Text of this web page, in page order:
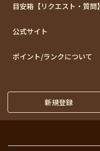
目安箱【リクエスト・質問】
公式サイト
ポイント/ランクについて
新規登録